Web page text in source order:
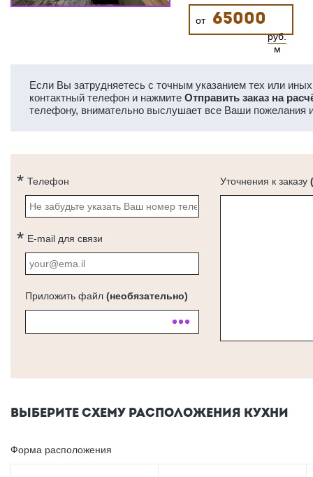
от 65000
руб.
м
Если Вы затрудняетесь с точным указанием тех или
контактный телефон и нажмите Отправить заказ на
телефону, внимательно выслушает все Ваши пожелания
Телефон
E-mail для связи
Приложить файл (необязательно)
Уточнения к заказу
ВЫБЕРИТЕ СХЕМУ РАСПОЛОЖЕНИЯ КУХНИ
Форма расположения